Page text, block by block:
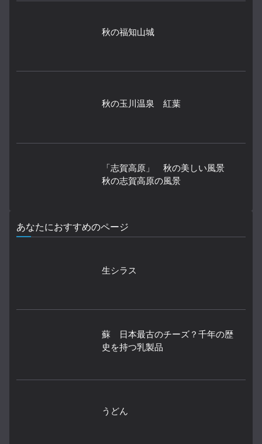
秋の福知山城
秋の玉川温泉 紅葉
「志賀高原」 秋の美しい風景
秋の志賀高原の風景
あなたにおすすめのページ
生シラス
蘇 日本最古のチーズ？千年の歴
史を持つ乳製品
うどん